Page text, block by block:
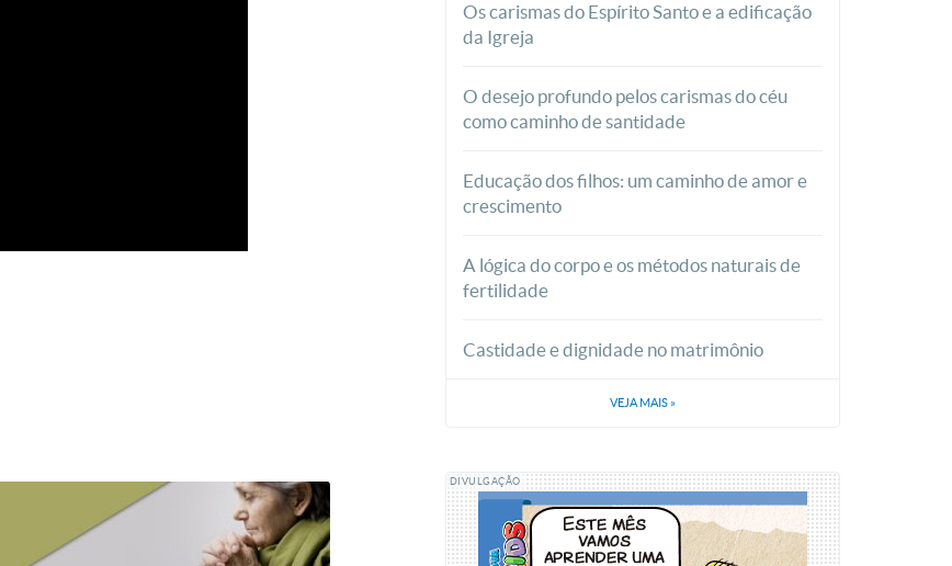
Os carismas do Espírito Santo e a edificação
da Igreja
O desejo profundo pelos carismas do céu
como caminho de santidade
Educação dos filhos: um caminho de amor e
crescimento
A lógica do corpo e os métodos naturais de
fertilidade
Castidade e dignidade no matrimônio
VEJA MAIS »
DIVULGAÇÃO